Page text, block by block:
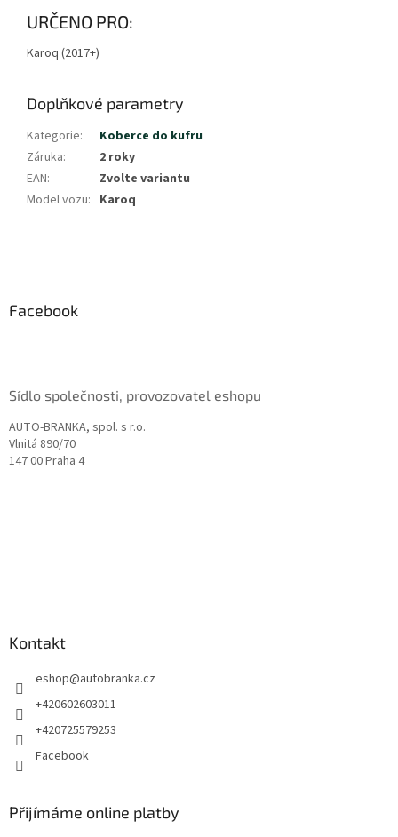
URČENO PRO:
Karoq (2017+)
Doplňkové parametry
Kategorie:
Koberce do kufru
Záruka:
2 roky
EAN:
Zvolte variantu
Model vozu: Karoq
Facebook
Sídlo společnosti, provozovatel eshopu
AUTO-BRANKA, spol. s r.o.
Vlnitá 890/70
147 00 Praha 4
Kontakt
eshop@autobranka.cz
+420602603011
+420725579253
Facebook
Přijímáme online platby